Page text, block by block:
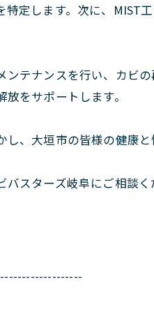
定します。次に、
テナンスを行い、カビ
をサポートします。
、大垣市の皆様の健康
スターズ岐阜にご相談く